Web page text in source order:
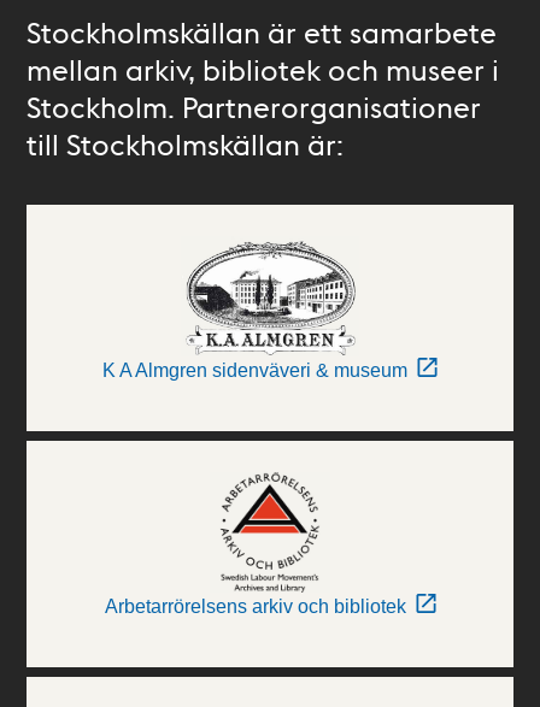
Stockholmskällan är ett samarbete
mellan arkiv, bibliotek och museer i
Stockholm. Partnerorganisationer
till Stockholmskällan är:
K A Almgren sidenväveri & museum
Arbetarrörelsens arkiv och bibliotek